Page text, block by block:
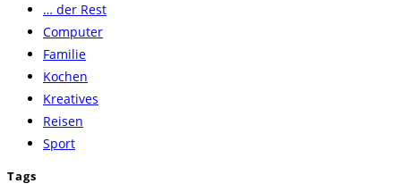
… der Rest
Computer
Familie
Kochen
Kreatives
Reisen
Sport
Tags